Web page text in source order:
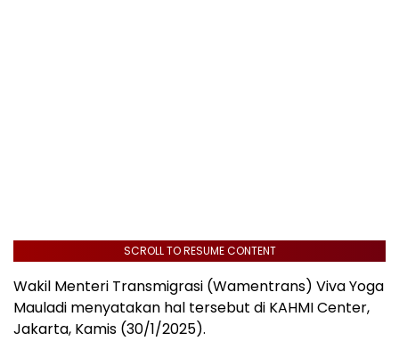
SCROLL TO RESUME CONTENT
Wakil Menteri Transmigrasi (Wamentrans) Viva Yoga
Mauladi menyatakan hal tersebut di KAHMI Center,
Jakarta, Kamis (30/1/2025).